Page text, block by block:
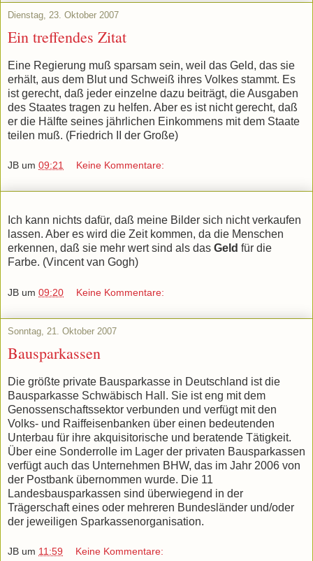
Dienstag, 23. Oktober 2007
Ein treffendes Zitat
Eine Regierung muß sparsam sein, weil das Geld, das sie
erhält, aus dem Blut und Schweiß ihres Volkes stammt. Es
ist gerecht, daß jeder einzelne dazu beiträgt, die Ausgaben
des Staates tragen zu helfen. Aber es ist nicht gerecht, daß
er die Hälfte seines jährlichen Einkommens mit dem Staate
teilen muß. (Friedrich II der Große)
JB um 09:21 Keine Kommentare:
Ich kann nichts dafür, daß meine Bilder sich nicht verkaufen
lassen. Aber es wird die Zeit kommen, da die Menschen
erkennen, daß sie mehr wert sind als das Geld für die
Farbe. (Vincent van Gogh)
JB um 09:20 Keine Kommentare:
Sonntag, 21. Oktober 2007
Bausparkassen
Die größte private Bausparkasse in Deutschland ist die
Bausparkasse Schwäbisch Hall. Sie ist eng mit dem
Genossenschaftssektor verbunden und verfügt mit den
Volks- und Raiffeisenbanken über einen bedeutenden
Unterbau für ihre akquisitorische und beratende Tätigkeit.
Über eine Sonderrolle im Lager der privaten Bausparkassen
verfügt auch das Unternehmen BHW, das im Jahr 2006 von
der Postbank übernommen wurde. Die 11
Landesbausparkassen sind überwiegend in der
Trägerschaft eines oder mehreren Bundesländer und/oder
der jeweiligen Sparkassenorganisation.
JB um 11:59 Keine Kommentare: